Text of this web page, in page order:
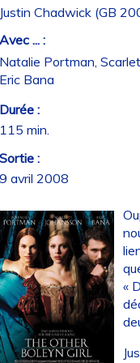
Chadwick (GB
... :
Portman,
Bana
:
min.
:
avril 2008
«